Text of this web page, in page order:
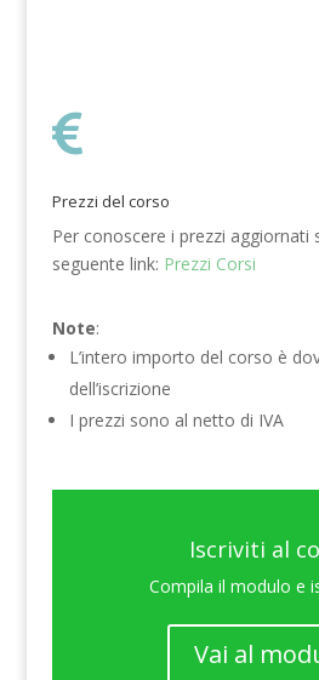

Prezzi del corso
Per conoscere i prezzi aggiornati
seguente link: Prezzi Corsi
Note:
L’intero importo del corso è
dell’iscrizione
I prezzi sono al netto di IVA
Iscriviti al
Compila il modulo e
Vai al